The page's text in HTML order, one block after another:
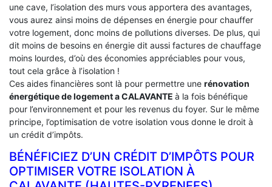
une cave, l’isolation des murs vous apportera des avantages,
vous aurez ainsi moins de dépenses en énergie pour chauffer
votre logement, donc moins de pollutions diverses. De plus, qui
dit moins de besoins en énergie dit aussi factures de chauffage
moins lourdes, d’où des économies appréciables pour vous,
tout cela grâce à l’isolation !
Ces aides financières sont là pour permettre une rénovation
énergétique de logement aCALAVANTE à la fois bénéfique
pour l’environnement et pour les revenus du foyer. Sur le même
principe, l’optimisation de votre isolation vous donne le droit à
un crédit d’impôts.
BÉNÉFICIEZ D’UN CRÉDIT D’IMPÔTS POUR
OPTIMISER VOTRE ISOLATION À